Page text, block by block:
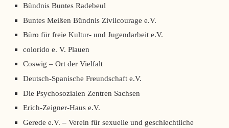
Bündnis Buntes Radebeul
Buntes Meißen Bündnis Zivilcourage e.V.
Büro für freie Kultur- und Jugendarbeit e.V.
colorido e. V. Plauen
Coswig – Ort der Vielfalt
Deutsch-Spanische Freundschaft e.V.
Die Psychosozialen Zentren Sachsen
Erich-Zeigner-Haus e.V.
Gerede e.V. – Verein für sexuelle und geschlechtliche